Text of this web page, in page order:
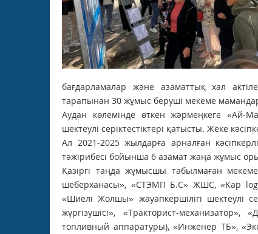
бағдарламалар және азаматтық хал
тарапынан 30 жұмыс беруші мекеме
Аудан көлемінде өткен жәрмеңкеге «Ай-
шектеулі серіктестіктері қатысты. Жеке
Ал 2021-2025 жылдарға арналған
тәжірибесі бойынша 6 азамат жаңа жұмыс
Қазіргі таңда жұмысшы табылмаған
шеберханасы», «СТЭМП Б.С» ЖШС, «Kap
«Шиелі Жолшы» жауапкершілігі шектеулі
жүргізушісі», «Тракторист-
топливный аппаратуры), «Инженер ТБ»,